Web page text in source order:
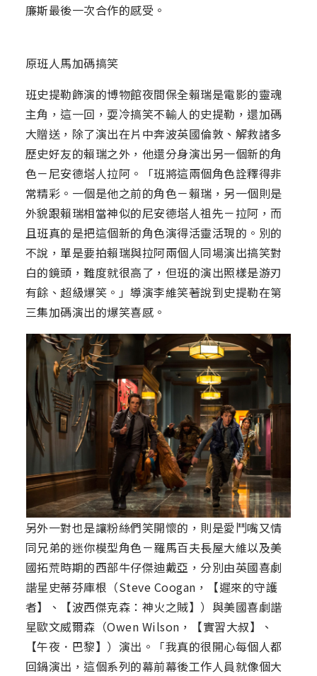
廉斯最後一次合作的感受。
原班人馬加碼搞笑
班史提勒飾演的博物館夜間保全賴瑞是電影的靈魂
主角，這一回，耍冷搞笑不輸人的史提勒，還加碼
大贈送，除了演出在片中奔波英國倫敦、解救諸多
歷史好友的賴瑞之外，他還分身演出另一個新的角
色－尼安德塔人拉阿。「班將這兩個角色詮釋得非
常精彩。一個是他之前的角色－賴瑞，另一個則是
外貌跟賴瑞相當神似的尼安德塔人祖先－拉阿，而
且班真的是把這個新的角色演得活靈活現的。別的
不說，單是要拍賴瑞與拉阿兩個人同場演出搞笑對
白的鏡頭，難度就很高了，但班的演出照樣是游刃
有餘、超級爆笑。」導演李維笑著說到史提勒在第
三集加碼演出的爆笑喜感。
另外一對也是讓粉絲們笑開懷的，則是愛鬥嘴又情
同兄弟的迷你模型角色－羅馬百夫長屋大維以及美
國拓荒時期的西部牛仔傑迪戴亞，分別由英國喜劇
諧星史蒂芬庫根（Steve Coogan，【遲來的守護
者】、【波西傑克森：神火之賊】）與美國喜劇諧
星歐文威爾森（Owen Wilson，【實習大叔】、
【午夜．巴黎】）演出。「我真的很開心每個人都
回鍋演出，這個系列的幕前幕後工作人員就像個大